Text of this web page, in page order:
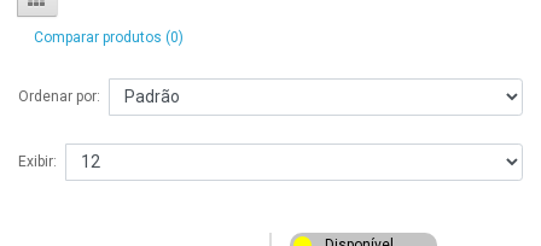
Comparar produtos (0)
Ordenar por:
Exibir: